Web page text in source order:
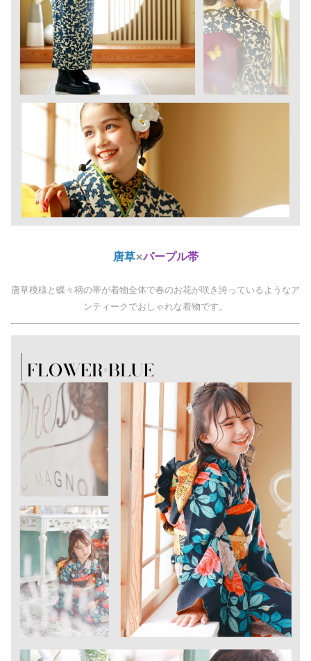
唐草×パープル帯
唐草模様と蝶々柄の帯が着物全体で春のお花が咲き誇っているようなア
ンティークでおしゃれな着物です。